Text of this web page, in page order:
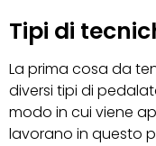
Tipi di
La prima cosa da
diversi tipi di
modo in cui viene
lavorano in questo